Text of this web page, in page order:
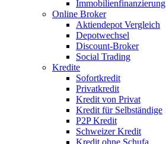
Immobilienfinanzierung
Online Broker
Aktiendepot Vergleich
Depotwechsel
Discount-Broker
Social Trading
Kredite
Sofortkredit
Privatkredit
Kredit von Privat
Kredit für Selbständige
P2P Kredit
Schweizer Kredit
Kredit ohne Schufa